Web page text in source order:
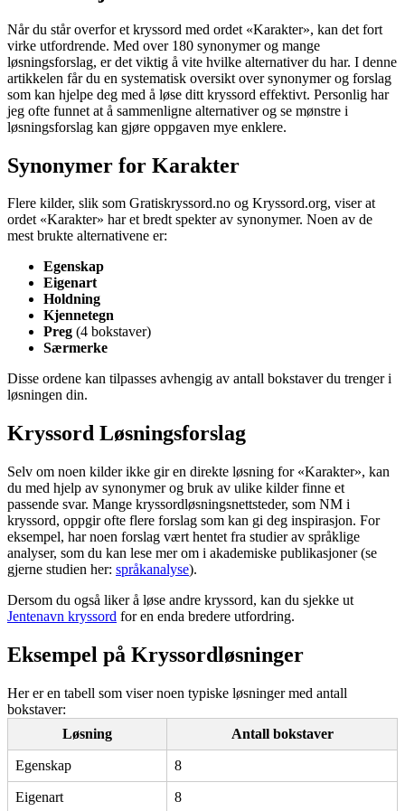
Når du står overfor et kryssord med ordet «Karakter», kan det fort
virke utfordrende. Med over 180 synonymer og mange
løsningsforslag, er det viktig å vite hvilke alternativer du har. I denne
artikkelen får du en systematisk oversikt over synonymer og forslag
som kan hjelpe deg med å løse ditt kryssord effektivt. Personlig har
jeg ofte funnet at å sammenligne alternativer og se mønstre i
løsningsforslag kan gjøre oppgaven mye enklere.
Synonymer for Karakter
Flere kilder, slik som Gratiskryssord.no og Kryssord.org, viser at
ordet «Karakter» har et bredt spekter av synonymer. Noen av de
mest brukte alternativene er:
Egenskap
Eigenart
Holdning
Kjennetegn
Preg (4 bokstaver)
Særmerke
Disse ordene kan tilpasses avhengig av antall bokstaver du trenger i
løsningen din.
Kryssord Løsningsforslag
Selv om noen kilder ikke gir en direkte løsning for «Karakter», kan
du med hjelp av synonymer og bruk av ulike kilder finne et
passende svar. Mange kryssordløsningsnettsteder, som NM i
kryssord, oppgir ofte flere forslag som kan gi deg inspirasjon. For
eksempel, har noen forslag vært hentet fra studier av språklige
analyser, som du kan lese mer om i akademiske publikasjoner (se
gjerne studien her: språkanalyse).
Dersom du også liker å løse andre kryssord, kan du sjekke ut
Jentenavn kryssord for en enda bredere utfordring.
Eksempel på Kryssordløsninger
Her er en tabell som viser noen typiske løsninger med antall
bokstaver:
Løsning
Antall bokstaver
Egenskap 8
Eigenart 8